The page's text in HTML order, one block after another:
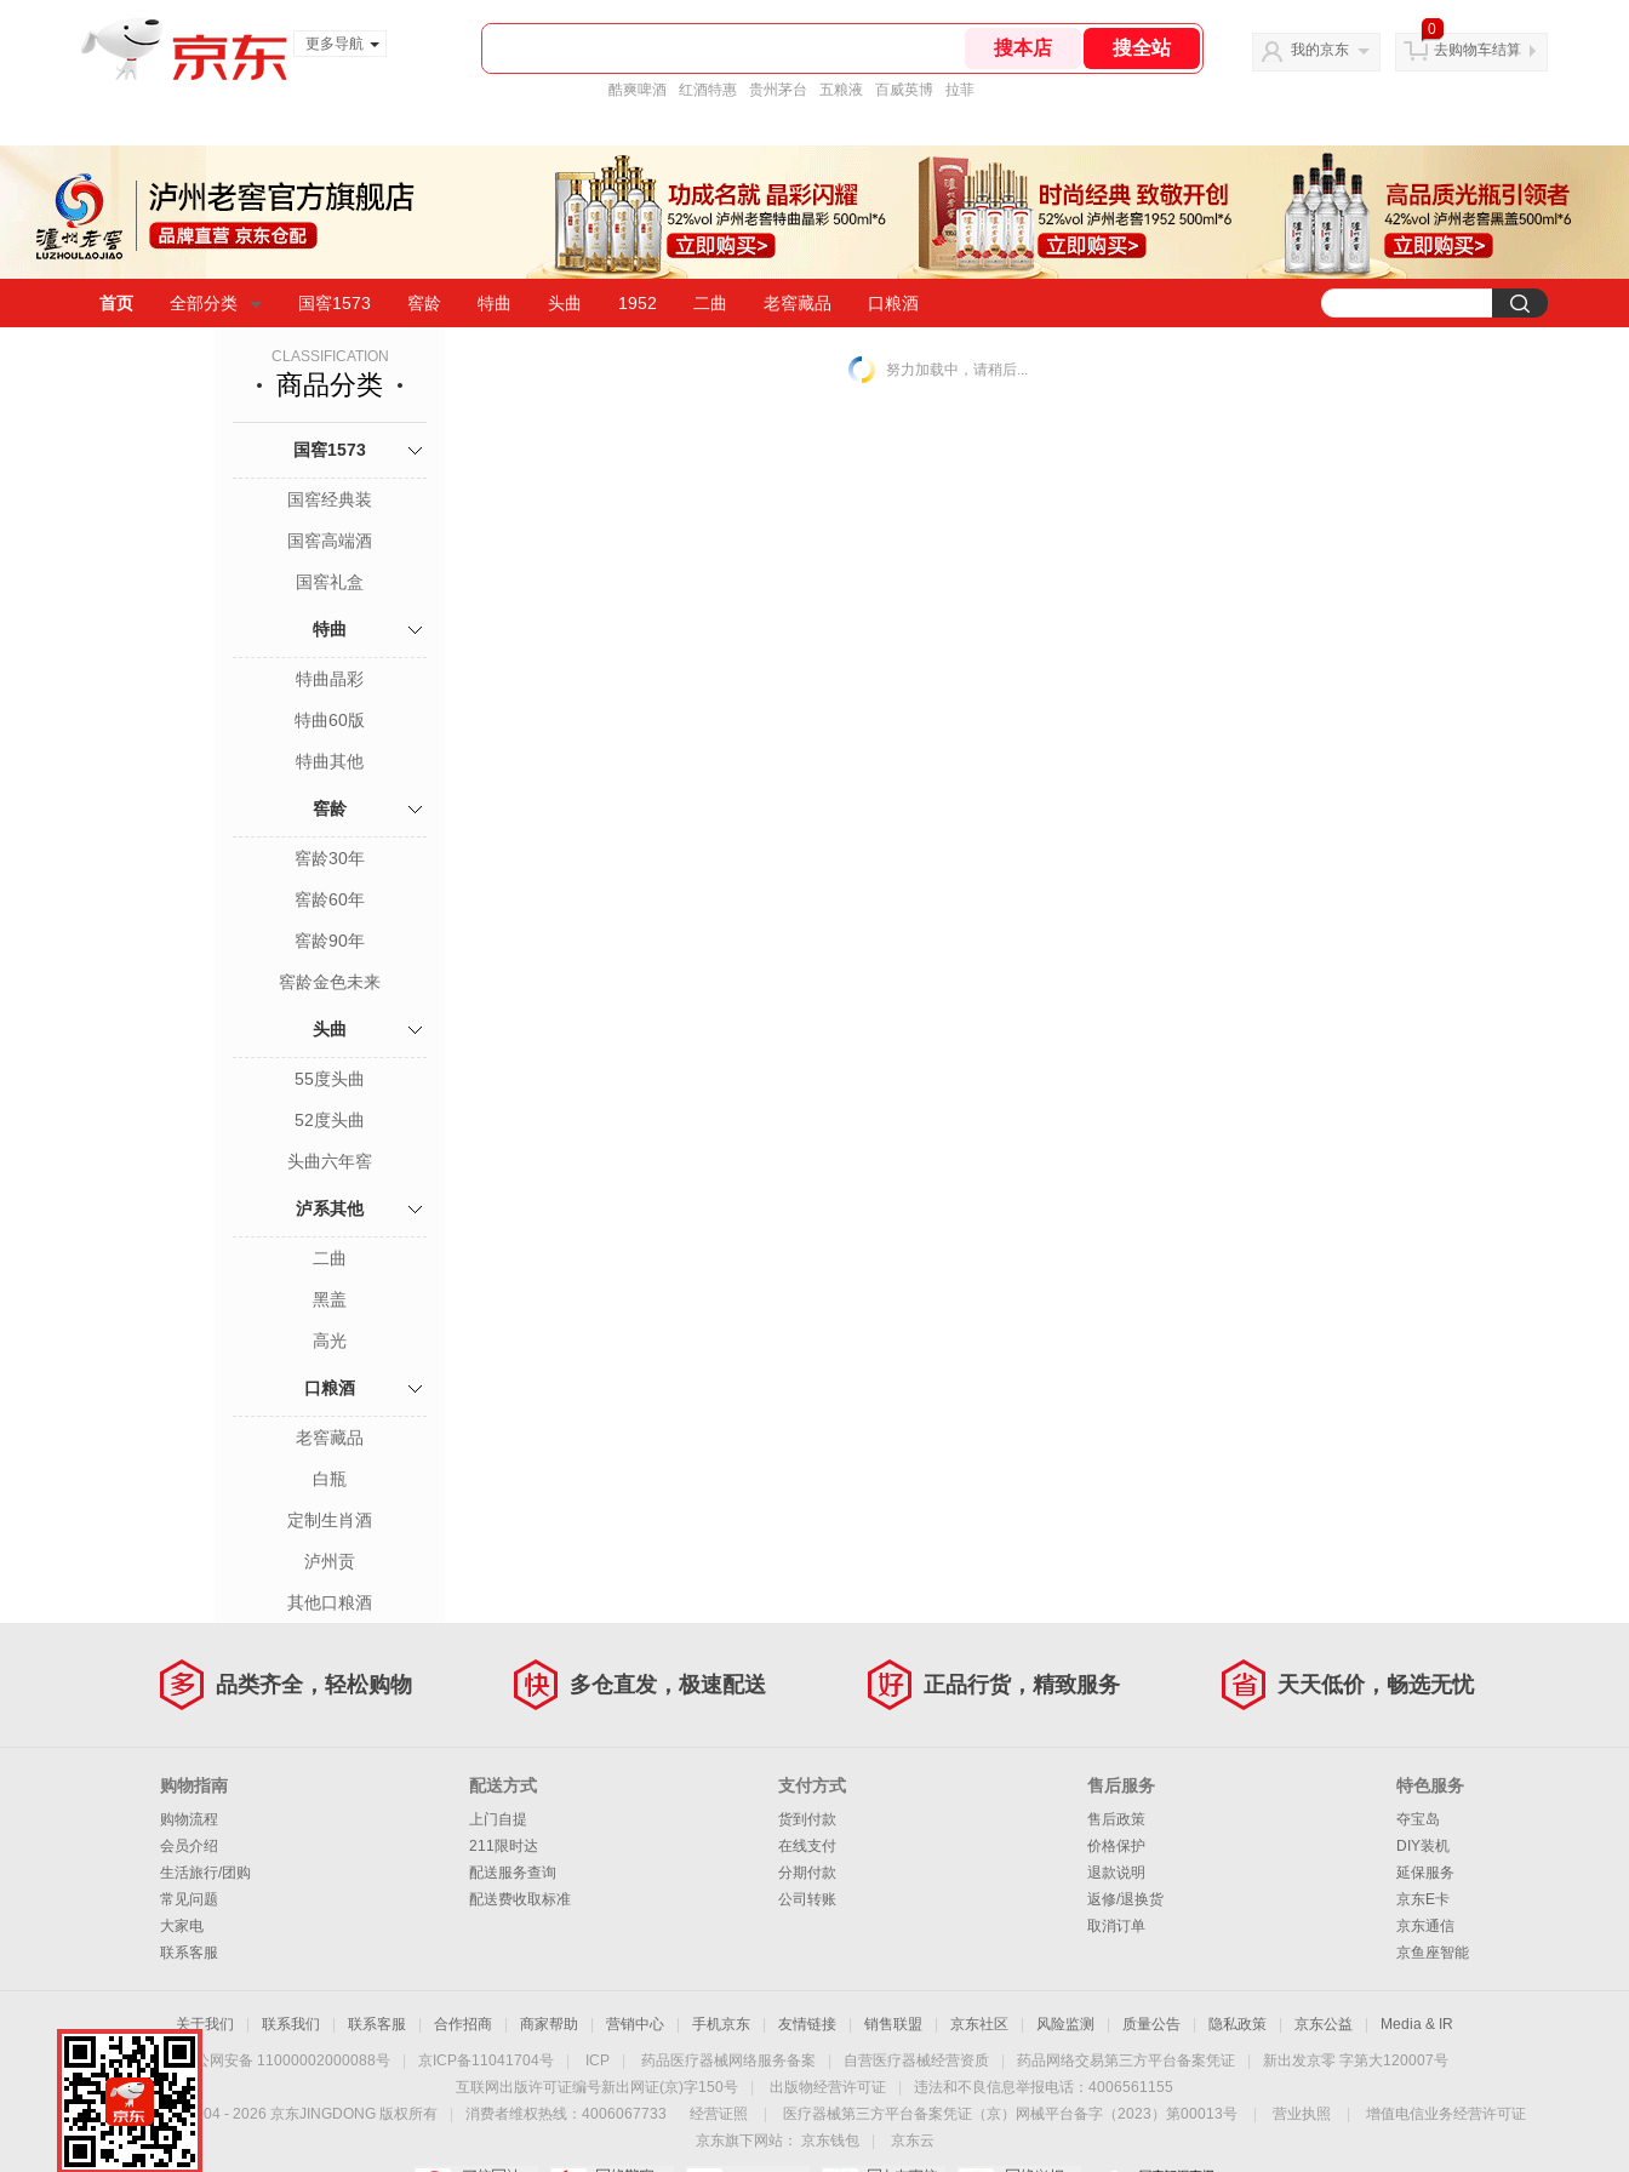
更多导航
酷爽啤酒 红酒特惠 贵州茅台 五粮液 百威英博 拉菲
我的京东
0
去购物车结算
首页 全部分类 国窖1573 窖龄 特曲 头曲 1952 二曲 老窖藏品 口粮酒
CLASSIFICATION
商品分类
国窖1573
国窖经典装
国窖高端酒
国窖礼盒
特曲
特曲晶彩
特曲60版
特曲其他
窖龄
窖龄30年
窖龄60年
窖龄90年
窖龄金色未来
头曲
55度头曲
52度头曲
头曲六年窖
泸系其他
二曲
黑盖
高光
口粮酒
老窖藏品
白瓶
定制生肖酒
泸州贡
其他口粮酒
努力加载中，请稍后...
品类齐全，轻松购物 多仓直发，极速配送 正品行货，精致服务 天天低价，畅选无忧
购物指南
购物流程
会员介绍
生活旅行/团购
常见问题
大家电
联系客服
配送方式
上门自提
211限时达
配送服务查询
配送费收取标准
支付方式
货到付款
在线支付
分期付款
公司转账
售后服务
售后政策
价格保护
退款说明
返修/退换货
取消订单
特色服务
夺宝岛
DIY装机
延保服务
京东E卡
京东通信
京鱼座智能
关于我们 联系我们 联系客服 合作招商 商家帮助 营销中心 手机京东 友情链接 销售联盟 京东社区 风险监测 质量公告 隐私政策 京东公益 Media & IR
京公网安备 11000002000088号 京ICP备11041704号 ICP 药品医疗器械网络服务备案 自营医疗器械经营资质 药品网络交易第三方平台备案凭证
新出发京零 字第大120007号
互联网出版许可证编号新出网证(京)字150号
出版物经营许可证
违法和不良信息举报电话：4006561155
Copyright © 2004 - 2026 京东JINGDONG 版权所有 消费者维权热线：4006067733 经营证照 医疗器械第三方平台备案凭证（京）网械平台备字（2023）第00013号 营业执照
增值电信业务经营许可证
京东旗下网站：
京东钱包
京东云
手机扫一扫，劲爆优